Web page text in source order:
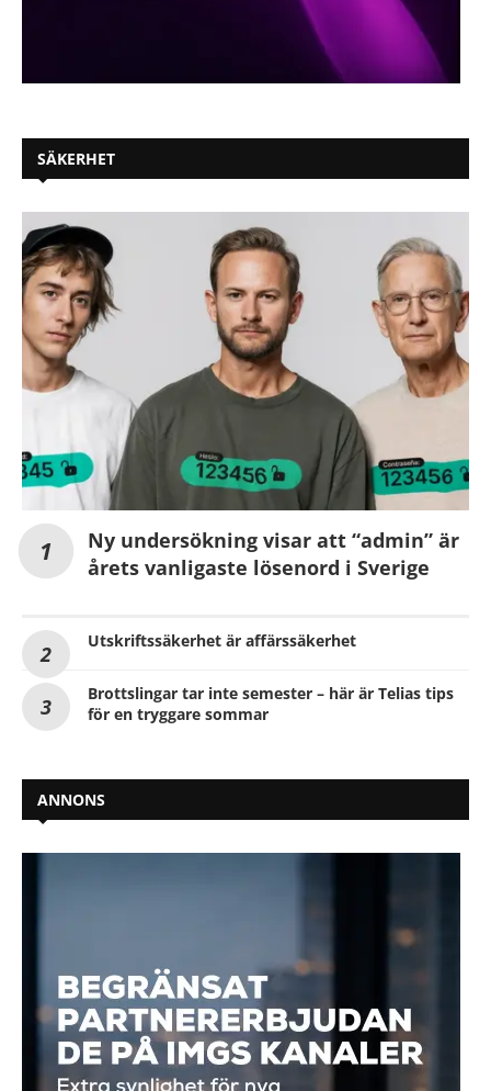
SÄKERHET
Ny undersökning visar att “admin” är
årets vanligaste lösenord i Sverige
Utskriftssäkerhet är affärssäkerhet
Brottslingar tar inte semester – här är Telias tips
för en tryggare sommar
ANNONS